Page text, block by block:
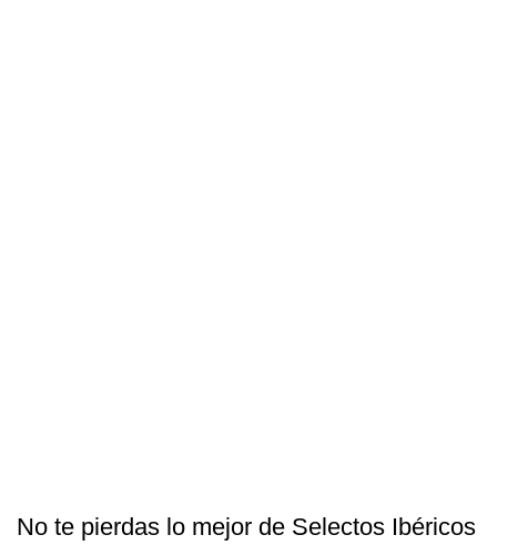
No te pierdas lo mejor de Selectos Ibéricos